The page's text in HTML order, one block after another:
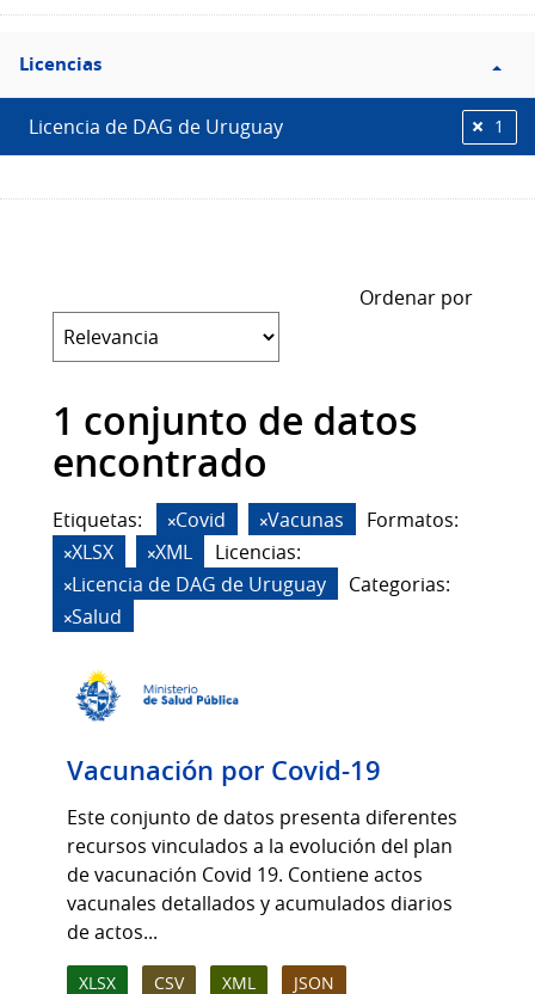
Filtro
Licencias
Licencias
Licencia de DAG de Uruguay 1
Ordenar por
1 conjunto de datos
encontrado
Etiquetas: Covid Vacunas
Formatos:
XLSX
XML
Licencias:
Licencia de DAG de Uruguay
Categorias:
Salud
Vacunación por Covid-19
Este conjunto de datos presenta diferentes
recursos vinculados a la evolución del plan
de vacunación Covid 19. Contiene actos
vacunales detallados y acumulados diarios
de actos...
XLSX CSV XML JSON